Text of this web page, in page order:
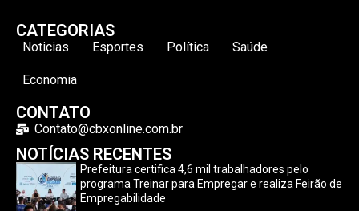
CATEGORIAS
Noticias Esportes Política Saúde
Economia
CONTATO
Contato@cbxonline.com.br
NOTÍCIAS RECENTES
Prefeitura certifica 4,6 mil trabalhadores pelo
programa Treinar para Empregar e realiza Feirão de
Empregabilidade